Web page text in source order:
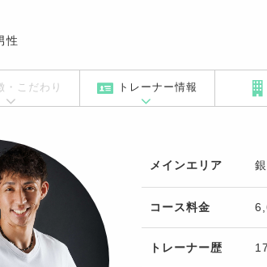
性
・こだわり トレーナー情報
メインエリア
コース料金
トレーナー歴